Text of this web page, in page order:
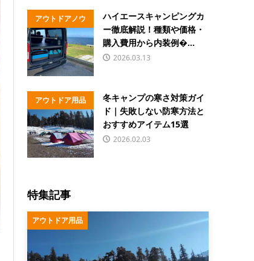
アウトドアノウ
ハウ
ハイエースキャンピングカ
ー徹底解説！種類や価格・
購入費用から内装例�...
2026.03.13
アウトドア用品
冬キャンプの寒さ対策ガイ
ド｜失敗しない防寒方法と
おすすめアイテム15選
2026.02.03
特集記事
アウトドア用品